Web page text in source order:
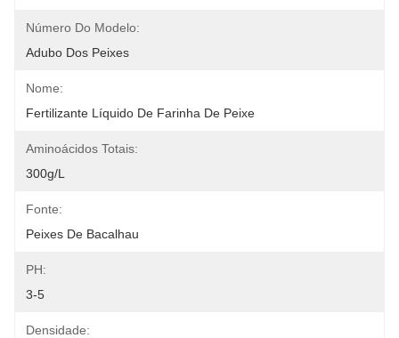
Número Do Modelo:
Adubo Dos Peixes
Nome:
Fertilizante Líquido De Farinha De Peixe
Aminoácidos Totais:
300g/L
Fonte:
Peixes De Bacalhau
PH:
3-5
Densidade: